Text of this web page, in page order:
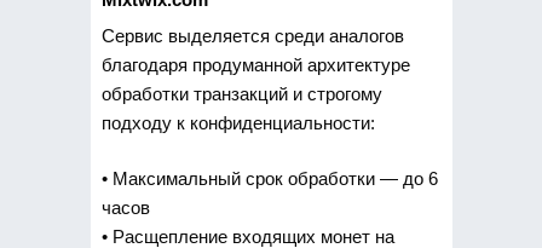
Сервис выделяется среди аналогов
благодаря продуманной архитектуре
обработки транзакций и строгому
подходу к конфиденциальности:
• Максимальный срок обработки — до 6
часов
• Расщепление входящих монет на